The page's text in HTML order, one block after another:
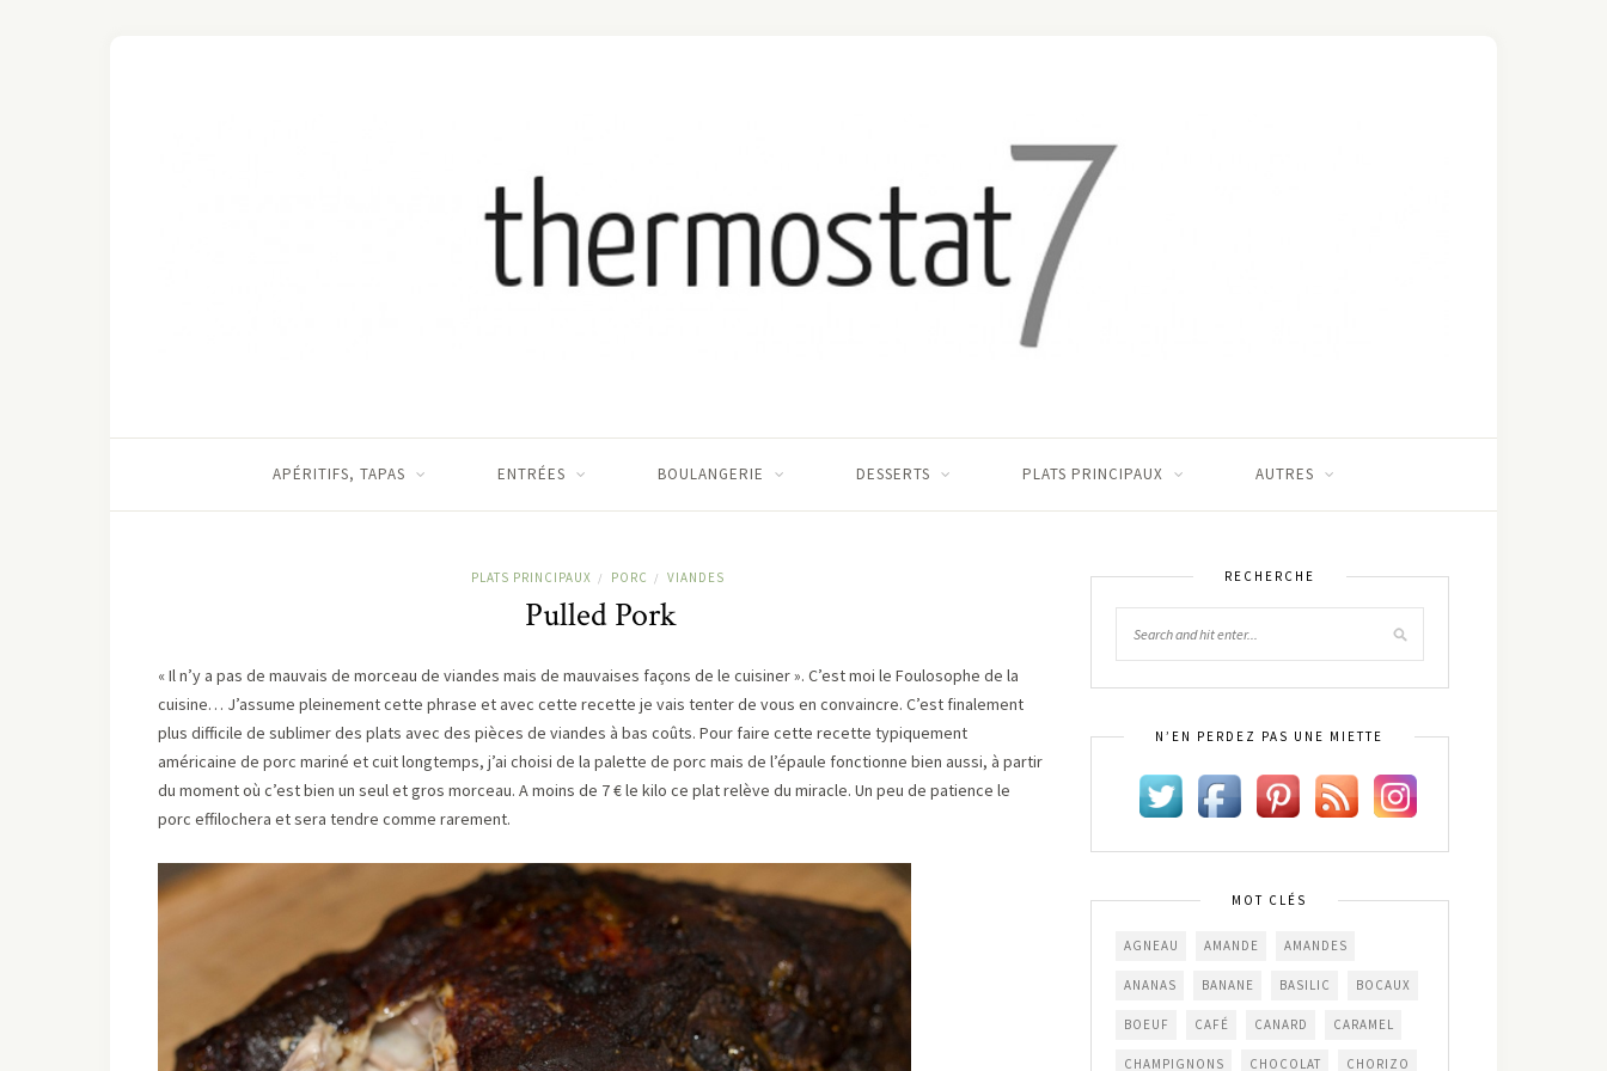
APÉRITIFS, TAPAS ENTRÉES BOULANGERIE DESSERTS PLATS PRINCIPAUX AUTRES
PLATS PRINCIPAUX / PORC / VIANDES
Pulled Pork
« Il n’y a pas de mauvais de morceau de viandes mais de mauvaises façons de le cuisiner ». C’est moi le Foulosophe de la
cuisine… J’assume pleinement cette phrase et avec cette recette je vais tenter de vous en convaincre. C’est finalement
plus difficile de sublimer des plats avec des pièces de viandes à bas coûts. Pour faire cette recette typiquement
américaine de porc mariné et cuit longtemps, j’ai choisi de la palette de porc mais de l’épaule fonctionne bien aussi, à partir
du moment où c’est bien un seul et gros morceau. A moins de 7 € le kilo ce plat relève du miracle. Un peu de patience le
porc effilochera et sera tendre comme rarement.
RECHERCHE
N’EN PERDEZ PAS UNE MIETTE
MOT CLÉS
AGNEAU AMANDE AMANDES
ANANAS BANANE BASILIC BOCAUX
BOEUF CAFÉ CANARD CARAMEL
CHAMPIGNONS CHOCOLAT CHORIZO